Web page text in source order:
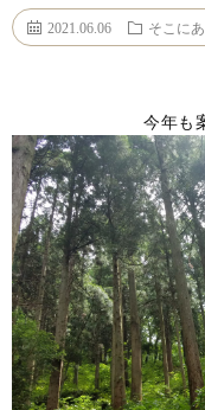
2021.06.06 そこに
今年も